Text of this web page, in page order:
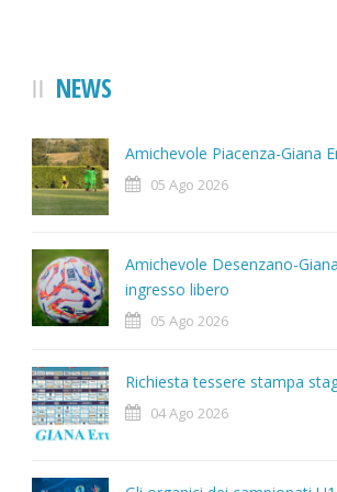
NEWS
Amichevole Piacenza-Giana
05 Ago 2026
Amichevole Desenzano-
ingresso libero
05 Ago 2026
Richiesta tessere stampa
04 Ago 2026